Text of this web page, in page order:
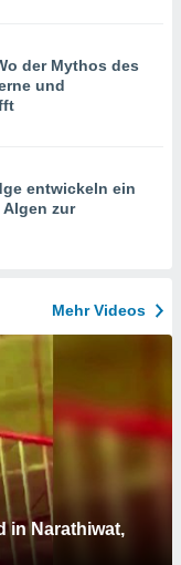
der Mythos des
und
entwickeln ein
zur
Mehr Videos
in Narathiwat,